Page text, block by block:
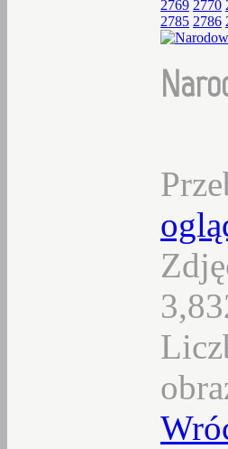
2769 2770
2785 2786